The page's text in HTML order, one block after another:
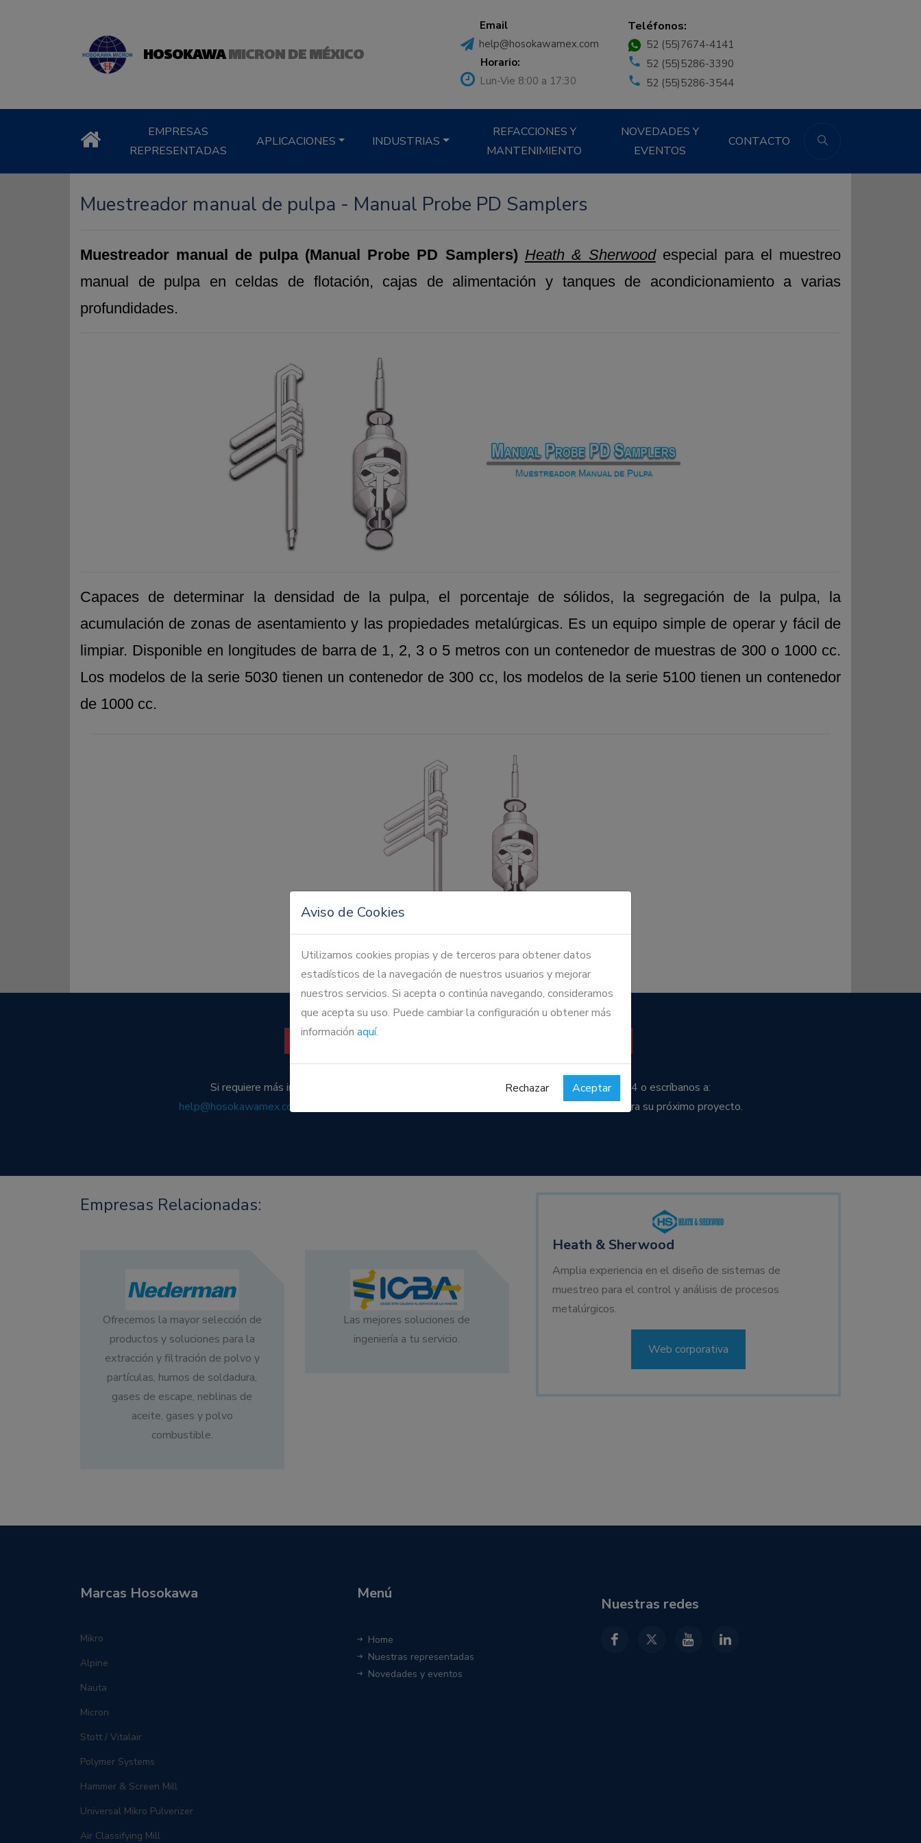
Aviso de Cookies
Utilizamos cookies propias y de terceros para obtener datos
estadísticos de la navegación de nuestros usuarios y mejorar
nuestros servicios. Si acepta o continúa navegando, consideramos
que acepta su uso. Puede cambiar la configuración u obtener más
información aquí.
Rechazar Aceptar
HOSOKAWAMICRON DE MÉXICO
Email
help@hosokawamex.com
Horario:
Lun-Vie 8:00 a 17:30
Teléfonos:
52 (55)7674-4141
52 (55)5286-3390
52 (55)5286-3544
EMPRESAS
REPRESENTADAS
APLICACIONES INDUSTRIAS
REFACCIONES Y
MANTENIMIENTO
NOVEDADES Y
EVENTOS
CONTACTO
Muestreador manual de pulpa - Manual Probe PD Samplers
Muestreador manual de pulpa (Manual Probe PD Samplers) Heath & Sherwoodespecial para el muestreo
manual de pulpa en celdas de flotación, cajas de alimentación y tanques de acondicionamiento a varias
profundidades.
Capaces de determinar la densidad de la pulpa, el porcentaje de sólidos, la segregación de la pulpa, la
acumulación de zonas de asentamiento y las propiedades metalúrgicas. Es un equipo simple de operar y fácil de
limpiar. Disponible en longitudes de barra de 1, 2, 3 o 5 metros con un contenedor de muestras de 300 o 1000 cc.
Los modelos de la serie 5030 tienen un contenedor de 300 cc, los modelos de la serie 5100 tienen un contenedor
de 1000 cc.
DESCARGAR PDF AQUÍ
Si requiere más información sobre este equipo, comuníquese con nosotros al: 5286-3544 o escríbanos a:
help@hosokawamex.com
. Permítanos ayudarle a determinar qué tecnología es la adecuada para su próximo proyecto.
Heath & Sherwood
Amplia experiencia en el diseño de sistemas de
muestreo para el control y análisis de procesos
metalúrgicos.
Web corporativa
Empresas Relacionadas:
Ofrecemos la mayor selección de
productos y soluciones para la
extracción y filtración de polvo y
partículas, humos de soldadura,
gases de escape, neblinas de
aceite, gases y polvo
combustible.
Las mejores soluciones de
ingeniería a tu servicio.
Marcas Hosokawa
Mikro
Alpine
Nauta
Micron
Stott / Vitalair
Polymer Systems
Hammer & Screen Mill
Universal Mikro Pulverizer
Air Classifying Mill
Menú
Home
Nuestras representadas
Novedades y eventos
Nuestras redes